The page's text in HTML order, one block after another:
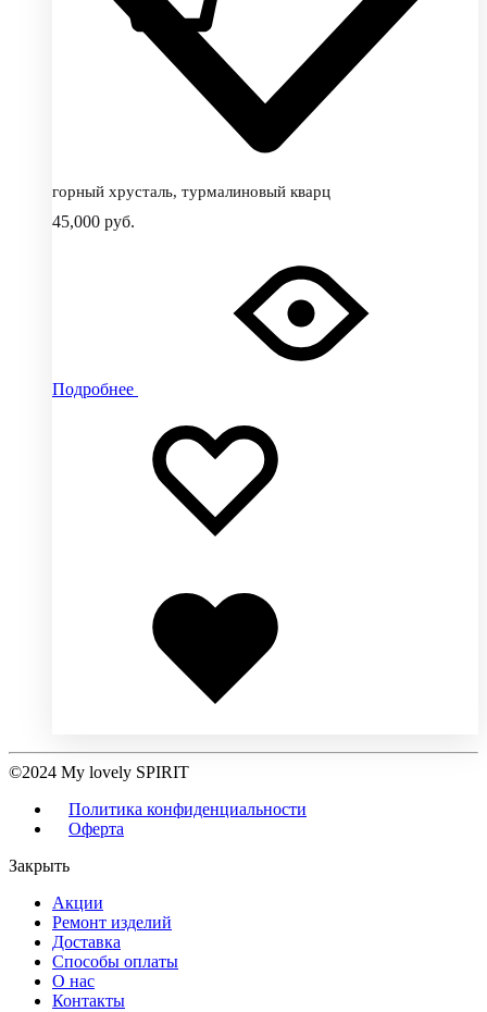
горный хрусталь, турмалиновый кварц
45,000 руб.
Подробнее
©2024 My lovely SPIRIT
Политика конфиденциальности
Оферта
Закрыть
Акции
Ремонт изделий
Доставка
Способы оплаты
О нас
Контакты